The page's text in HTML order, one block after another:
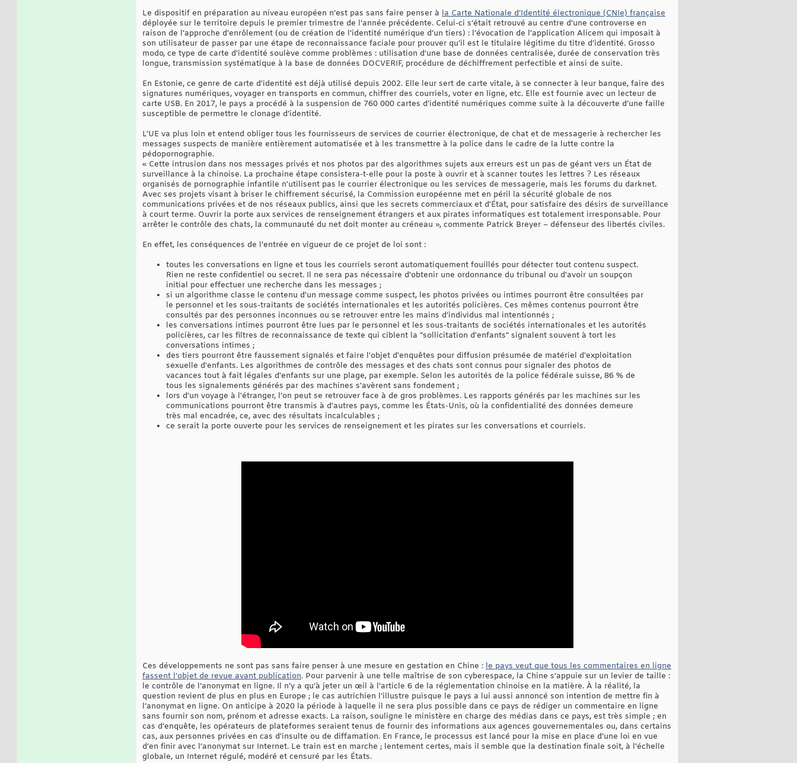
Le dispositif en préparation au niveau européen n’est pas sans faire penser à la Carte Nationale d’Identité électronique (CNIe) française
déployée sur le territoire depuis le premier trimestre de l’année précédente. Celui-ci s’était retrouvé au centre d’une controverse en
raison de l’approche d’enrôlement (ou de création de l’identité numérique d’un tiers) : l’évocation de l’application Alicem qui imposait à
son utilisateur de passer par une étape de reconnaissance faciale pour prouver qu’il est le titulaire légitime du titre d’identité. Grosso
modo, ce type de carte d’identité soulève comme problèmes : utilisation d’une base de données centralisée, durée de conservation très
longue, transmission systématique à la base de données DOCVERIF, procédure de déchiffrement perfectible et ainsi de suite.
En Estonie, ce genre de carte d'identité est déjà utilisé depuis 2002. Elle leur sert de carte vitale, à se connecter à leur banque, faire des
signatures numériques, voyager en transports en commun, chiffrer des courriels, voter en ligne, etc. Elle est fournie avec un lecteur de
carte USB. En 2017, le pays a procédé à la suspension de 760 000 cartes d’identité numériques comme suite à la découverte d’une faille
susceptible de permettre le clonage d’identité.
L’UE va plus loin et entend obliger tous les fournisseurs de services de courrier électronique, de chat et de messagerie à rechercher les
messages suspects de manière entièrement automatisée et à les transmettre à la police dans le cadre de la lutte contre la
pédopornographie.
« Cette intrusion dans nos messages privés et nos photos par des algorithmes sujets aux erreurs est un pas de géant vers un État de
surveillance à la chinoise. La prochaine étape consistera-t-elle pour la poste à ouvrir et à scanner toutes les lettres ? Les réseaux
organisés de pornographie infantile n'utilisent pas le courrier électronique ou les services de messagerie, mais les forums du darknet.
Avec ses projets visant à briser le chiffrement sécurisé, la Commission européenne met en péril la sécurité globale de nos
communications privées et de nos réseaux publics, ainsi que les secrets commerciaux et d'État, pour satisfaire des désirs de surveillance
à court terme. Ouvrir la porte aux services de renseignement étrangers et aux pirates informatiques est totalement irresponsable. Pour
arrêter le contrôle des chats, la communauté du net doit monter au créneau », commente Patrick Breyer – défenseur des libertés civiles.
En effet, les conséquences de l’entrée en vigueur de ce projet de loi sont :
toutes les conversations en ligne et tous les courriels seront automatiquement fouillés pour détecter tout contenu suspect.
Rien ne reste confidentiel ou secret. Il ne sera pas nécessaire d'obtenir une ordonnance du tribunal ou d'avoir un soupçon
initial pour effectuer une recherche dans les messages ;
si un algorithme classe le contenu d'un message comme suspect, les photos privées ou intimes pourront être consultées par
le personnel et les sous-traitants de sociétés internationales et les autorités policières. Ces mêmes contenus pourront être
consultés par des personnes inconnues ou se retrouver entre les mains d’individus mal intentionnés ;
les conversations intimes pourront être lues par le personnel et les sous-traitants de sociétés internationales et les autorités
policières, car les filtres de reconnaissance de texte qui ciblent la "sollicitation d'enfants" signalent souvent à tort les
conversations intimes ;
des tiers pourront être faussement signalés et faire l'objet d'enquêtes pour diffusion présumée de matériel d'exploitation
sexuelle d'enfants. Les algorithmes de contrôle des messages et des chats sont connus pour signaler des photos de
vacances tout à fait légales d'enfants sur une plage, par exemple. Selon les autorités de la police fédérale suisse, 86 % de
tous les signalements générés par des machines s'avèrent sans fondement ;
lors d’un voyage à l'étranger, l’on peut se retrouver face à de gros problèmes. Les rapports générés par les machines sur les
communications pourront être transmis à d'autres pays, comme les États-Unis, où la confidentialité des données demeure
très mal encadrée, ce, avec des résultats incalculables ;
ce serait la porte ouverte pour les services de renseignement et les pirates sur les conversations et courriels.
Ces développements ne sont pas sans faire penser à une mesure en gestation en Chine : le pays veut que tous les commentaires en ligne
fassent l’objet de revue avant publication. Pour parvenir à une telle maîtrise de son cyberespace, la Chine s’appuie sur un levier de taille :
le contrôle de l’anonymat en ligne. Il n’y a qu’à jeter un œil à l’article 6 de la réglementation chinoise en la matière. À la réalité, la
question revient de plus en plus en Europe ; le cas autrichien l’illustre puisque le pays a lui aussi annoncé son intention de mettre fin à
l’anonymat en ligne. On anticipe à 2020 la période à laquelle il ne sera plus possible dans ce pays de rédiger un commentaire en ligne
sans fournir son nom, prénom et adresse exacts. La raison, souligne le ministère en charge des médias dans ce pays, est très simple ; en
cas d’enquête, les opérateurs de plateformes seraient tenus de fournir des informations aux agences gouvernementales ou, dans certains
cas, aux personnes privées en cas d'insulte ou de diffamation. En France, le processus est lancé pour la mise en place d’une loi en vue
d’en finir avec l’anonymat sur Internet. Le train est en marche ; lentement certes, mais il semble que la destination finale soit, à l’échelle
globale, un Internet régulé, modéré et censuré par les États.